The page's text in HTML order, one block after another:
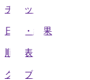
チケット
日程・結果
順位表
クラブ